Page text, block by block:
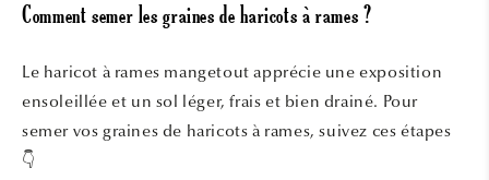
Comment semer les graines de haricots à rames ?
Le haricot à rames mangetout apprécie une exposition
ensoleillée et un sol léger, frais et bien drainé. Pour
semer vos graines de haricots à rames, suivez ces étapes
👇